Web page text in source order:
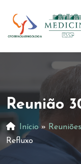
Reunião
Início»
Refluxo